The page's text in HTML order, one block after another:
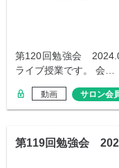
第120回勉強会
ライブ授業です。 会…
動画 サロン会
第119回勉強会